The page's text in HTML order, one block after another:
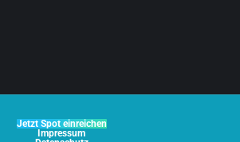
Jetzt Spot einreichen
Impressum